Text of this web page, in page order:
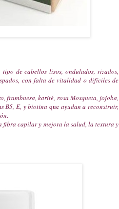
de cabellos lisos, ondulados, rizados,
con falta de vitalidad o difíciles de
frambuesa, karité, rosa Mosqueta, jojoba,
B5, E, y biotina que ayudan a reconstruir,
.
fibra capilar y mejora la salud, la textura y